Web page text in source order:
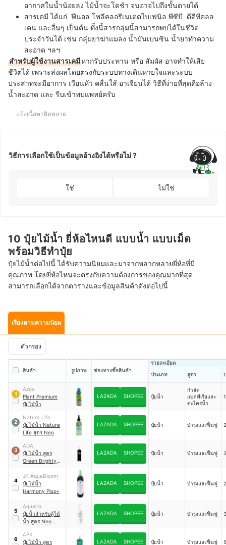
อากาศในน้ำน้อยลง ไม้น้ำจะโตช้า จนอาจไปถึงขั้นตายได้
สารเคมี ได้แก่ ฟีนอล โพลีคลอรีเนเตตไบเฟนิล พีซีบี ดีดีทีคลอ
เคน และอื่นๆ เป็นต้น ทั้งนี้สารกลุ่มนี้สามารถพบได้ในชีวิต
ประจำวันได้ เช่น กลุ่มยาฆ่าแมลง น้ำมันเบนซิน น้ำยาทำความ
สะอาด ฯลฯ
สำหรับผู้ใช้งานสารเคมีหากรับประทาน หรือ สัมผัส อาจทำให้เสีย
ชีวิตได้ เพราะส่งผลโดยตรงกับระบบทางเดินหายใจและระบบ
ประสาทจะมีอาการ เวียนหัว คลื่นใส้ อาเจียนได้ วิธีที่ง่ายที่สุดคือล้าง
น้ำสะอาด และ รีบเข้าพบแพทย์ครับ
แจ้งเนื้อหาผิดพลาด
วิธีการเลือกใช้เป็นข้อมูลอ้างอิงได้หรือไม่ ?
ใช่ ไม่ใช่
10 ปุ๋ยไม้น้ำ ยี่ห้อไหนดี แบบน้ำ แบบเม็ด
พร้อมวิธีทำปุ๋ย
ปุ๋ยไม้น้ำต่อไปนี้ ได้รับความนิยมและมาจากหลากหลายยี่ห้อที่มี
คุณภาพ โดยยี่ห้อไหนจะตรงกับความต้องการของคุณมากที่สุด
สามารถเลือกได้จากตารางและข้อมูลสินค้าดังต่อไปนี้
เรียงตามความนิยม
ตัวกรอง
สินค้า รูปภาพ ช่องทางซื้อสินค้า
รายละเอียด
ประเภท
สูตร
1
Azoo
Plant Premium
ปุ๋ยไม้น้ำ
LAZADA SHOPEE ปุ๋ยน้ำ
กำจัด
แบคทีเรียและ
ตะไคร่น้ำ
2
Nature Life
ปุ๋ยไม้น้ำ Nature
Life สูตร Neo
LAZADA SHOPEE ปุ๋ยน้ำ บำรุงและฟื้นฟู
3
ADA
ปุ๋ยไม้น้ำ สูตร
Green Brighty
LAZADA SHOPEE ปุ๋ยน้ำ บำรุงและฟื้นฟู
4
JK AquaBloom
ปุ๋ยไม้น้ำ
Harmony Plus+
LAZADA SHOPEE ปุ๋ยน้ำ บำรุงและฟื้นฟู
5
Aquario
ปุ๋ยน้ำสำหรับตู้ไม้
น้ำ สูตร Neo
LAZADA SHOPEE ปุ๋ยน้ำ บำรุงและฟื้นฟู
6
APK
ปุ๋ยไม้น้ำ สูตร
LAZADA SHOPEE ปุ๋ยน้ำ บำรุงและฟื้นฟู